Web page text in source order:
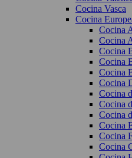
Cocina Vasca
Cocina
Cocina
Cocina
Cocina
Cocina
Cocina
Cocina
Cocina
Cocina
Cocina
Cocina
Cocina
Cocina